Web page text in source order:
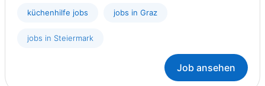
küchenhilfe jobs jobs in Graz
jobs in Steiermark
Job ansehen